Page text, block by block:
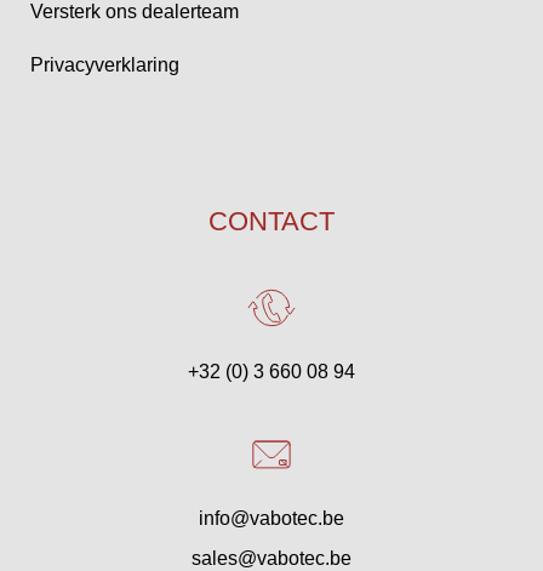
Versterk ons dealerteam
Privacyverklaring
CONTACT
+32 (0) 3 660 08 94
info@vabotec.be
sales@vabotec.be